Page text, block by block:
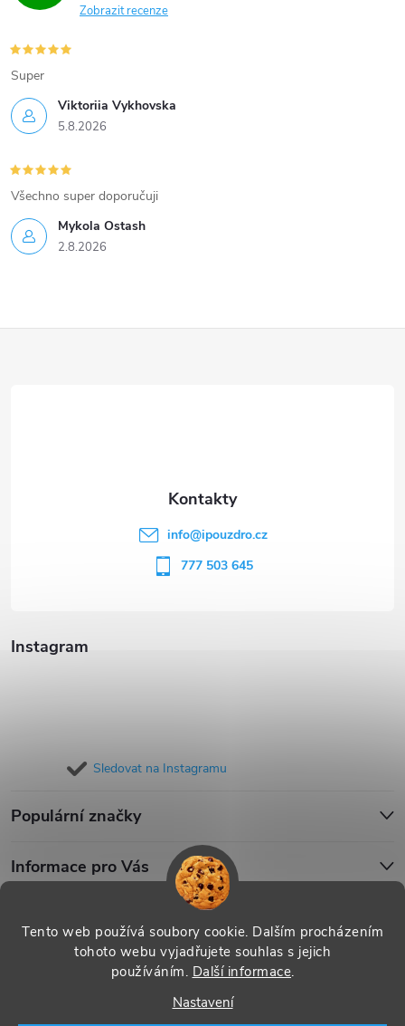
Tento web používá soubory cookie. Dalším procházením
tohoto webu vyjadřujete souhlas s jejich
používáním. Další informace.
Nastavení
Zobrazit recenze
Viktoriia Vykhovska
5.8.2026
Super
Mykola Ostash
2.8.2026
Všechno super doporučuji
Instagram
Sledovat na Instagramu
Populární značky
Informace pro Vás
info@ipouzdro.cz
777 503 645
Copyright 2026 . Všechna práva vyhrazena.
nastavení cookies